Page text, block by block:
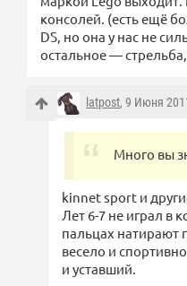
консолей. (есть ещё
DS, но она у нас не
остальное —
latpost, 9 Июня
Много вы
kinnet sport и
Лет 6-7 не играл в
пальцах натирают
весело и
и уставший.